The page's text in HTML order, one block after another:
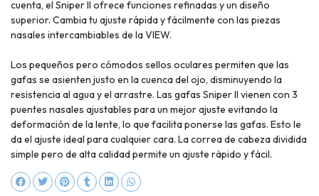
cuenta, el Sniper II ofrece funciones refinadas y un diseño
superior. Cambia tu ajuste rápida y fácilmente con las piezas
nasales intercambiables de la VIEW.
Los pequeños pero cómodos sellos oculares permiten que las
gafas se asienten justo en la cuenca del ojo, disminuyendo la
resistencia al agua y el arrastre. Las gafas Sniper II vienen con 3
puentes nasales ajustables para un mejor ajuste evitando la
deformación de la lente, lo que facilita ponerse las gafas. Esto le
da el ajuste ideal para cualquier cara. La correa de cabeza dividida
simple pero de alta calidad permite un ajuste rápido y fácil.